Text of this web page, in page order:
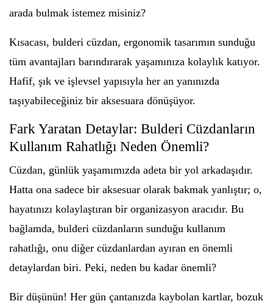
arada bulmak istemez misiniz?
Kısacası, bulderi cüzdan, ergonomik tasarımın sunduğu
tüm avantajları barındırarak yaşamınıza kolaylık katıyor.
Hafif, şık ve işlevsel yapısıyla her an yanınızda
taşıyabileceğiniz bir aksesuara dönüşüyor.
Fark Yaratan Detaylar: Bulderi Cüzdanların
Kullanım Rahatlığı Neden Önemli?
Cüzdan, günlük yaşamımızda adeta bir yol arkadaşıdır.
Hatta ona sadece bir aksesuar olarak bakmak yanlıştır; o,
hayatınızı kolaylaştıran bir organizasyon aracıdır. Bu
bağlamda, bulderi cüzdanların sunduğu kullanım
rahatlığı, onu diğer cüzdanlardan ayıran en önemli
detaylardan biri. Peki, neden bu kadar önemli?
Bir düşünün! Her gün çantanızda kaybolan kartlar, bozuk